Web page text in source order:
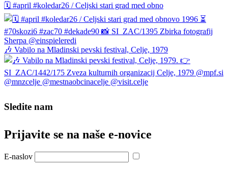
🗓️ #april #koledar26 / Celjski stari grad med obno
🎶 Vabilo na Mladinski pevski festival, Celje, 1979
Sledite nam
Prijavite se na naše e‑novice
E-naslov